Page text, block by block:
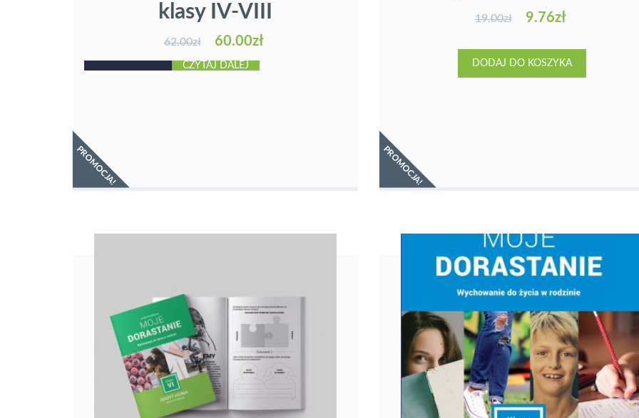
PROMOCJA!
klasy IV-VIII
62.00zł 60.00zł
CZYTAJ DALEJ
PROMOCJA!
19.00zł 9.76zł
DODAJ DO KOSZYKA